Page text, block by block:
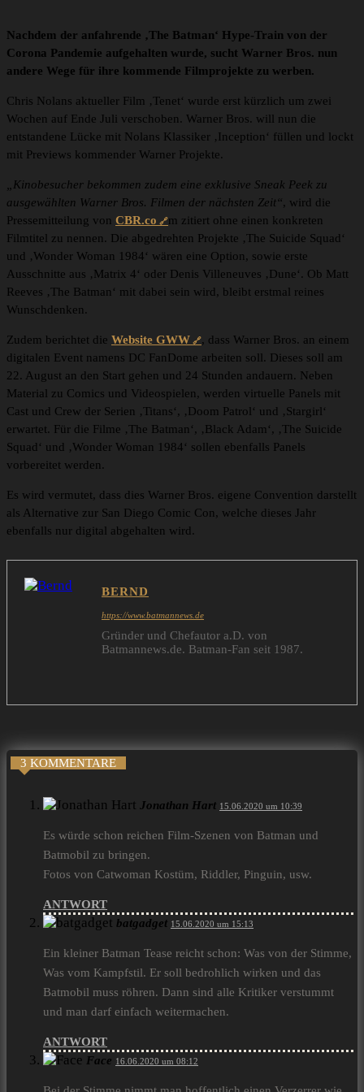
Nachdem der anfahrende ‚The Batman‘ Hype-Train von der
Corona Pandemie aufgehalten wurde, sucht Warner Bros. nun
andere Wege für ihre kommende Filmprojekte zu werben.
Chris Nolans aktueller Film ‚Tenet‘ wurde erst kürzlich um zwei
Wochen auf Ende Juli verschoben. Warner Bros. will nun die
entstandene Lücke mit Nolans Klassiker ‚Inception‘ füllen und lockt
mit Previews kommender Warner Projekte.
„Kinobesucher bekommen zudem eine exklusive Sneak Peek zu
ausgewählten Warner Bros. Filmen der nächsten Zeit“, wird die
Pressemitteilung von CBR.co
m zitiert ohne einen konkreten
Filmtitel zu nennen. Die abgedrehten Projekte ‚The Suicide Squad‘
und ‚Wonder Woman 1984‘ wären eine Option, sowie erste
Ausschnitte aus ‚Matrix 4‘ oder Denis Villeneuves ‚Dune‘. Ob Matt
Reeves ‚The Batman‘ mit dabei sein wird, bleibt erstmal reines
Wunschdenken.
Zudem berichtet die Website GWW
, dass Warner Bros. an einem
digitalen Event namens DC FanDome arbeiten soll. Dieses soll am
22. August an den Start gehen und 24 Stunden andauern. Neben
Material zu Comics und Videospielen, werden virtuelle Panels mit
Cast und Crew der Serien ‚Titans‘, ‚Doom Patrol‘ und ‚Stargirl‘
erwartet. Für die Filme ‚The Batman‘, ‚Black Adam‘, ‚The Suicide
Squad‘ und ‚Wonder Woman 1984‘ sollen ebenfalls Panels
vorbereitet werden.
Es wird vermutet, dass dies Warner Bros. eigene Convention darstellt
als Alternative zur San Diego Comic Con, welche dieses Jahr
ebenfalls nur digital abgehalten wird.
BERND
https://www.batmannews.de
Gründer und Chefautor a.D. von
Batmannews.de. Batman-Fan seit 1987.
3 KOMMENTARE
Jonathan Hart 15.06.2020 um 10:39
Es würde schon reichen Film-Szenen von Batman und
Batmobil zu bringen.
Fotos von Catwoman Kostüm, Riddler, Pinguin, usw.
ANTWORT
batgadget 15.06.2020 um 15:13
Ein kleiner Batman Tease reicht schon: Was von der Stimme,
Was vom Kampfstil. Er soll bedrohlich wirken und das
Batmobil muss röhren. Dann sind alle Kritiker verstummt
und man darf einfach weitermachen.
ANTWORT
Face 16.06.2020 um 08:12